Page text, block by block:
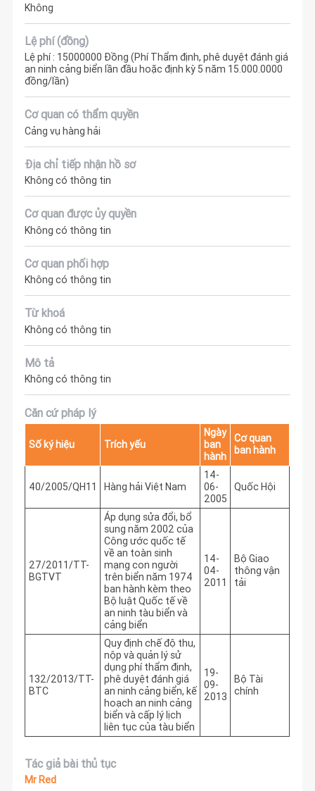
Không
Lệ phí (đồng)
Lệ phí : 15000000 Đồng (Phí Thẩm định, phê duyệt đánh giá
an ninh cảng biển lần đầu hoặc định kỳ 5 năm 15.000.0000
đồng/lần)
Cơ quan có thẩm quyền
Cảng vụ hàng hải
Địa chỉ tiếp nhận hồ sơ
Không có thông tin
Cơ quan được ủy quyền
Không có thông tin
Cơ quan phối hợp
Không có thông tin
Từ khoá
Không có thông tin
Mô tả
Không có thông tin
Căn cứ pháp lý
Số ký hiệu Trích yếu
Ngày
ban
hành
Cơ quan
ban hành
40/2005/QH11 Hàng hải Việt Nam
14-
06-
2005
Quốc Hội
27/2011/TT-
BGTVT
Áp dụng sửa đổi, bổ
sung năm 2002 của
Công ước quốc tế
về an toàn sinh
mạng con người
trên biển năm 1974
ban hành kèm theo
Bộ luật Quốc tế về
an ninh tàu biển và
cảng biển
14-
04-
2011
Bộ Giao
thông vận
tải
132/2013/TT-
BTC
Quy định chế độ thu,
nộp và quản lý sử
dụng phí thẩm định,
phê duyệt đánh giá
an ninh cảng biển, kế
hoạch an ninh cảng
biển và cấp lý lịch
liên tục của tàu biển
19-
09-
2013
Bộ Tài
chính
Tác giả bài thủ tục
Mr Red